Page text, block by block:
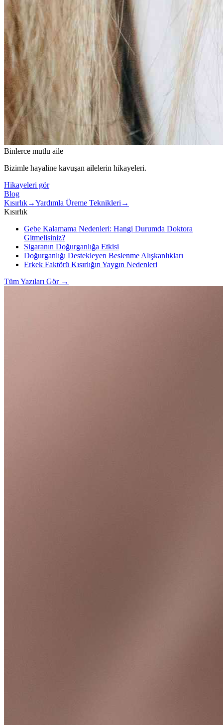
Binlerce mutlu aile
Bizimle hayaline kavuşan ailelerin hikayeleri.
Hikayeleri gör
Blog
Kısırlık→Yardımla Üreme Teknikleri →
Kısırlık
Gebe Kalamama Nedenleri: Hangi Durumda Doktora
Gitmelisiniz?
Sigaranın Doğurganlığa Etkisi
Doğurganlığı Destekleyen Beslenme Alışkanlıkları
Erkek Faktörü Kısırlığın Yaygın Nedenleri
Tüm Yazıları Gör →